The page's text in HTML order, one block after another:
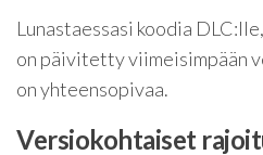
Lunastaessasi koodia
on päivitetty viimeisimpään
on yhteensopivaa.
Versiokohtaiset